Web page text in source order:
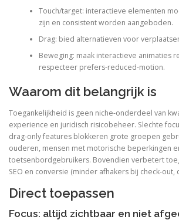
Touch/target: interactieve elementen
zijn en consistent worden aangeboden.
Drag: bied alternatieven voor
Beweging: maak interactieve animaties
respecteer prefers-reduced-motion.
Waarom dit belangrijk is
Toegankelijkheid is geen niche-onderdeel van
experience en juridisch risicobeheer. Slechte
drag-only features blokkeren grote groepen
ouderen, mensen met motorische beperkingen
toetsenbordgebruikers. Bovendien verbetert
SEO en conversie (minder afhakers bij check-
Direct toepassen
Focus: altijd zichtbaar en niet